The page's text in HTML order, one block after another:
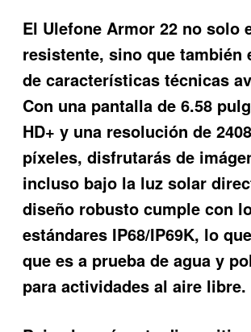
El Ulefone Armor 22 no solo
resistente, sino que también
de características técnicas
Con una pantalla de 6.58
HD+ y una resolución de
píxeles, disfrutarás de
incluso bajo la luz solar
diseño robusto cumple con
estándares IP68/IP69K, lo
que es a prueba de agua y
para actividades al aire libre.